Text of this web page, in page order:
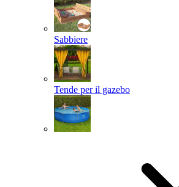
Sabbiere
Tende per il gazebo